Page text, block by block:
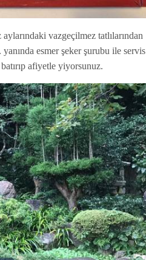
vazgeçilmez tatlılarından
esmer şeker şurubu ile servis
afiyetle yiyorsunuz.